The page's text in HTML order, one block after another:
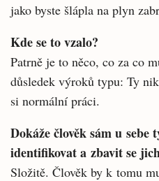
jako byste šlápla na plyn
Kde se to vzalo?
Patrně je to něco, co za co
důsledek výroků typu: Ty
si normální práci.
Dokáže člověk sám u sebe
identifikovat a zbavit se
Složitě. Člověk by k tomu